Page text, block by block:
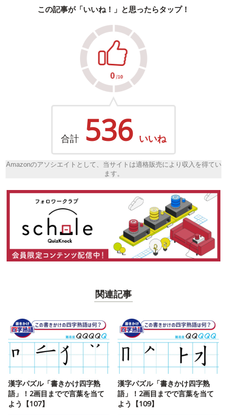
この記事が「いいね！」と思ったらタップ！
合計 536 いいね
Amazonのアソシエイトとして、当サイトは適格販売により収入を得てい
ます。
関連記事
漢字パズル「書きかけ四字熟
語」！2画目までで言葉を当て
よう【107】
漢字パズル「書きかけ四字熟
語」！2画目までで言葉を当て
よう【109】